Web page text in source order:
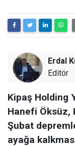
Erdal
Editör
Kipaş Holding
Hanefi Öksüz,
Şubat
ayağa